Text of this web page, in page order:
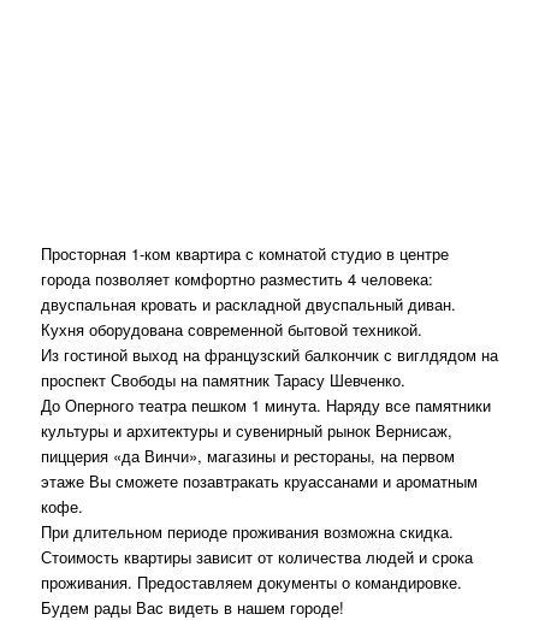
Просторная 1-ком квартира с комнатой студио в центре
города позволяет комфортно разместить 4 человека:
двуспальная кровать и раскладной двуспальный диван.
Кухня оборудована современной бытовой техникой.
Из гостиной выход на французский балкончик с виглдядом на
проспект Свободы на памятник Тарасу Шевченко.
До Оперного театра пешком 1 минута. Наряду все памятники
культуры и архитектуры и сувенирный рынок Вернисаж,
пиццерия «да Винчи», магазины и рестораны, на первом
этаже Вы сможете позавтракать круассанами и ароматным
кофе.
При длительном периоде проживания возможна скидка.
Стоимость квартиры зависит от количества людей и срока
проживания. Предоставляем документы о командировке.
Будем рады Вас видеть в нашем городе!